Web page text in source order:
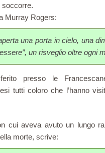
soccorre.
Murray Rogers:
una porta in cielo, una
un risveglio oltre ogni
presso le
tutti coloro che l’hanno
cui aveva avuto un lungo
morte, scrive: